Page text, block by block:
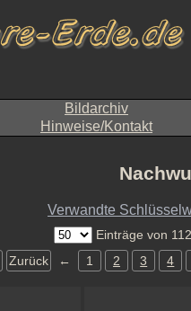
Bildarchiv
Hinweise/Kontakt
Verwandte
Einträge von
Zurück ← 1 2 3 4